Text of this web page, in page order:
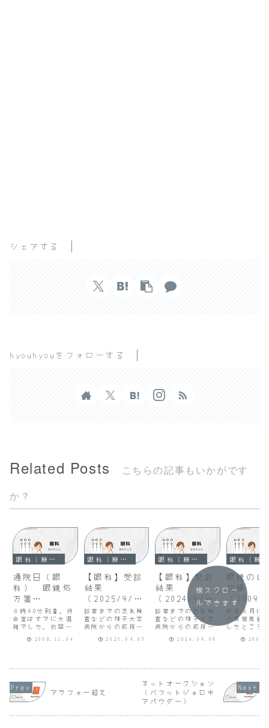
シェアする
hyouhyouをフォローする
Related Posts
こちらの記事もいかがです
か？
眼科（糖尿病性網膜症）
通院日（眼
科） 眼鏡処
方箋
（2008/11/4
）
８時40分到着。待
合室はすでに大混
雑でした。前回受
にいわれたとおり
問診が始まりまし
た。眼鏡を作るだ
けなのにずいぶん
惑わされました。
2008.11.04
眼科（糖尿病性網膜症）
【眼科】受診
結果
（2025/9/5
）
診察までの流れ検
査などの様子大学
病院からの応援診
間は週１回金曜日
13:30～14:00、
実際の診察時間は
13:20～
14:20（１時間）
2025.09.05
眼科（糖尿病性網膜症）
【眼科】受診
結果
（2024/9/6
）
診察までの流れ検
査などの様子大学
病院からの応援診
間は週１回金曜日
14:30～15:00、
実際の診察時間は
14:25～
16:15（１時間50
2024.09.06
眼鏡のレ
交換
（
）
昨年８月に
の異常高値
したところ
視力が驚異
上下したこ
きるそうで
科の処方箋
って度数の
横スクロー
ルできます
アラフォー超え
ネットオークション
（バフットジョロキ
アパウダー）